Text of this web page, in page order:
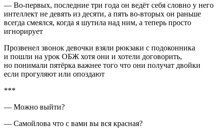
— Во-первых, последние три года он ведёт себя словно у него
интеллект не девять из десяти, а пять во-вторых он раньше
всегда смеялся, когда я шутила над ним, а теперь просто
игнорирует
Прозвенел звонок девочки взяли рюкзаки с подоконника
и пошли на урок ОБЖ хотя они и хотели договорить,
но понимали пятёрка важнее того что они получат двойки
если прогуляют или опоздают
***
— Можно выйти?
— Самойлова что с вами вы вся красная?